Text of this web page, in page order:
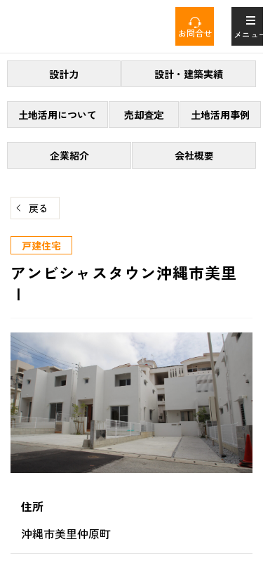
ン
キ
プ
お問合せ メニュー
設計力 設計・建築実績
土地活用について 売却査定 土地活用事例
企業紹介 会社概要
戻る
戸建住宅
アンビシャスタウン沖縄市美里
Ⅰ
住所
沖縄市美里仲原町